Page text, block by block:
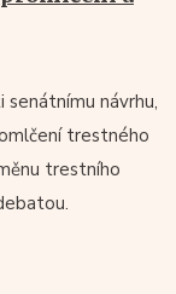
návrhu,
trestného
trestního